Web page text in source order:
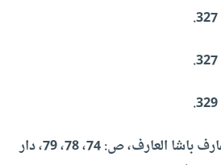
) “تاريخ القدس”، عارف باشا العارف، ص: 74، 78، 79، دار